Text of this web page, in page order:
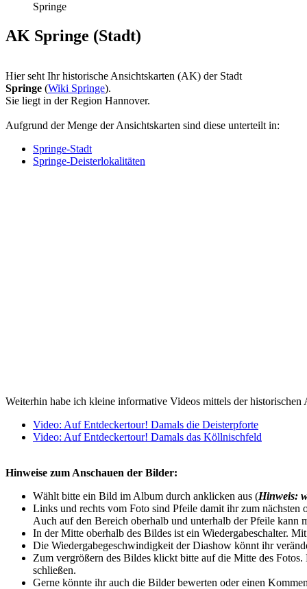
Springe
AK Springe (Stadt)
Hier seht Ihr historische Ansichtskarten (AK) der Stadt
Springe (Wiki Springe).
Sie liegt in der Region Hannover.
Aufgrund der Menge der Ansichtskarten sind diese unterteilt in:
Springe-Stadt
Springe-Deisterlokalitäten
Weiterhin habe ich kleine informative Videos mittels der historischen
Video: Auf Entdeckertour! Damals die Deisterpforte
Video: Auf Entdeckertour! Damals das Köllnischfeld
Hinweise zum Anschauen der Bilder:
Wählt bitte ein Bild im Album durch anklicken aus (Hinweis:
Links und rechts vom Foto sind Pfeile damit ihr zum
Auch auf den Bereich oberhalb und unterhalb der Pfeile kann
In der Mitte oberhalb des Bildes ist ein Wiedergabeschalter.
Die Wiedergabegeschwindigkeit der Diashow könnt ihr
Zum vergrößern des Bildes klickt bitte auf die Mitte des
schließen.
Gerne könnte ihr auch die Bilder bewerten oder einen